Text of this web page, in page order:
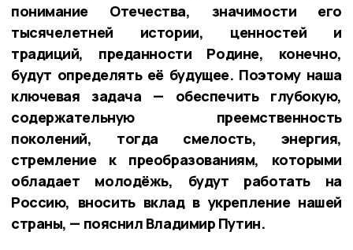
понимание Отечества, значимости его
тысячелетней истории, ценностей и
традиций, преданности Родине, конечно,
будут определять её будущее. Поэтому наша
ключевая задача — обеспечить глубокую,
содержательную преемственность
поколений, тогда смелость, энергия,
стремление к преобразованиям, которыми
обладает молодёжь, будут работать на
Россию, вносить вклад в укрепление нашей
страны, — пояснил Владимир Путин.